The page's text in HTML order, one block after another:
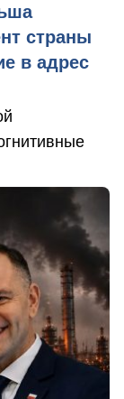
страны
в адрес